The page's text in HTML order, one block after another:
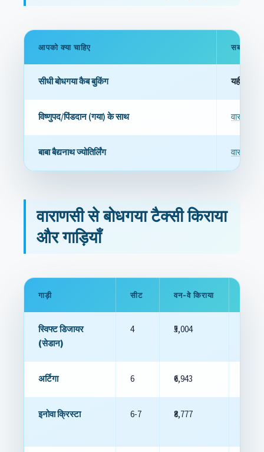
आपको क्या चाहिए सबसे
सीधी बोधगया कैब बुकिंग यही पेज
विष्णुपद/पिंडदान (गया) के साथ वाराणसी
बाबा बैद्यनाथ ज्योतिर्लिंग वाराणसी
वाराणसी से बोधगया टैक्सी किराया
और गाड़ियाँ
गाड़ी सीट वन-वे किराया
स्विफ्ट डिजायर
(सेडान)
4 ₹5,004
अर्टिगा 6 ₹6,943
इनोवा क्रिस्टा 6-7 ₹8,777